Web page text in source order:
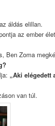
áldás elillan.
az ember
Ben Zoma
„Aki elégedett
van túl.